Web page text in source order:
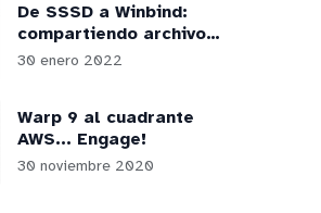
De SSSD a Winbind:
compartiendo archivos
por SMB desde
30 enero 2022
Warp 9 al cuadrante
AWS... Engage!
30 noviembre 2020